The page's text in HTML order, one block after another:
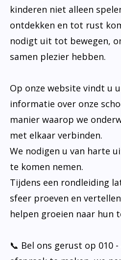
kinderen niet alleen
ontdekken en tot rust
nodigt uit tot bewegen,
samen plezier hebben.
Op onze website vindt u
informatie over onze
manier waarop we
met elkaar verbinden.
We nodigen u van harte
te komen nemen.
Tijdens een rondleiding
sfeer proeven en
helpen groeien naar hun
📞 Bel ons gerust op 010 -